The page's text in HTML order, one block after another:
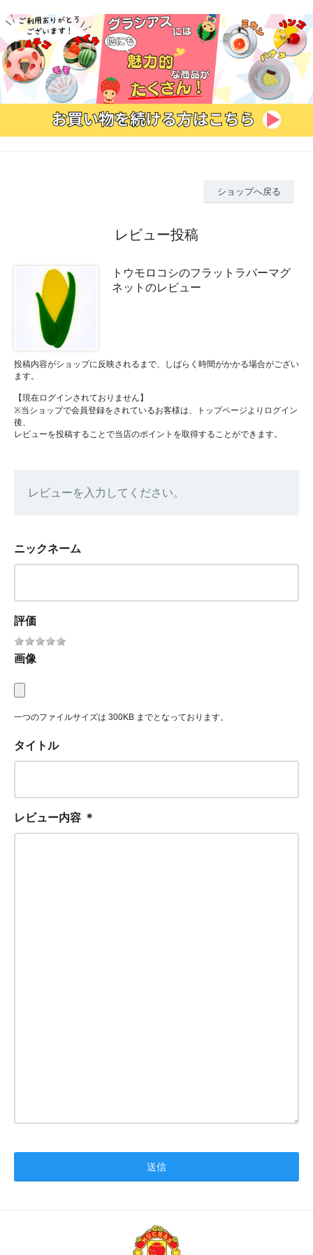
ショップへ戻る
レビュー投稿
トウモロコシのフラットラバーマグ
ネットのレビュー
投稿内容がショップに反映されるまで、しばらく時間がかかる場合がござい
ます。
【現在ログインされておりません】
※当ショップで会員登録をされているお客様は、トップページよりログイン
後、
レビューを投稿することで当店のポイントを取得することができます。
レビューを入力してください。
ニックネーム
評価
画像
一つのファイルサイズは 300KB までとなっております。
タイトル
レビュー内容 ＊